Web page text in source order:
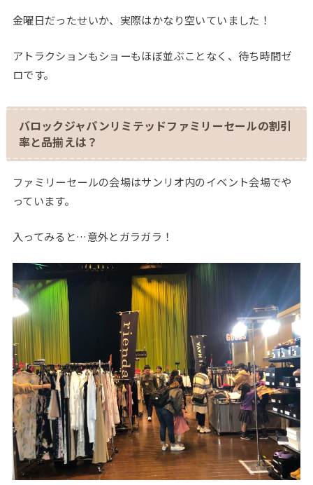
金曜日だったせいか、実際はかなり空いていました！
アトラクションもショーもほぼ並ぶことなく、待ち時間ゼ
ロです。
バロックジャパンリミテッドファミリーセールの割引
率と品揃えは？
ファミリーセールの会場はサンリオ内のイベント会場でや
っています。
入ってみると…意外とガラガラ！